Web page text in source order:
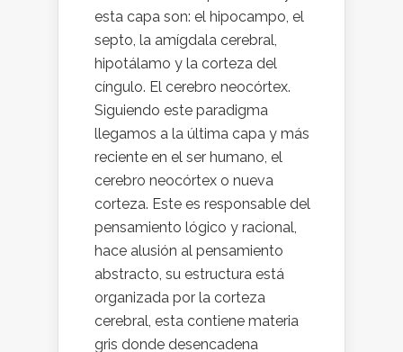
esta capa son: el hipocampo, el
septo, la amígdala cerebral,
hipotálamo y la corteza del
cíngulo. El cerebro neocórtex.
Siguiendo este paradigma
llegamos a la última capa y más
reciente en el ser humano, el
cerebro neocórtex o nueva
corteza. Este es responsable del
pensamiento lógico y racional,
hace alusión al pensamiento
abstracto, su estructura está
organizada por la corteza
cerebral, esta contiene materia
gris donde desencadena